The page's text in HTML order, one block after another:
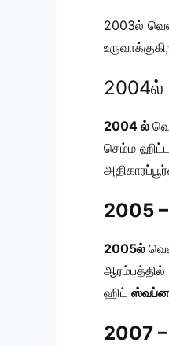
2003ல்
2004ல்
2004 ல்
செம்ம
2005
2005ல்
ஹிட் ஸ்வப்ன
2007 –